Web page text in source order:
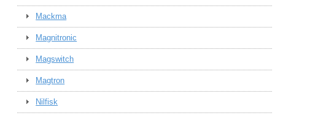
Mackma
Magnitronic
Magswitch
Magtron
Nilfisk